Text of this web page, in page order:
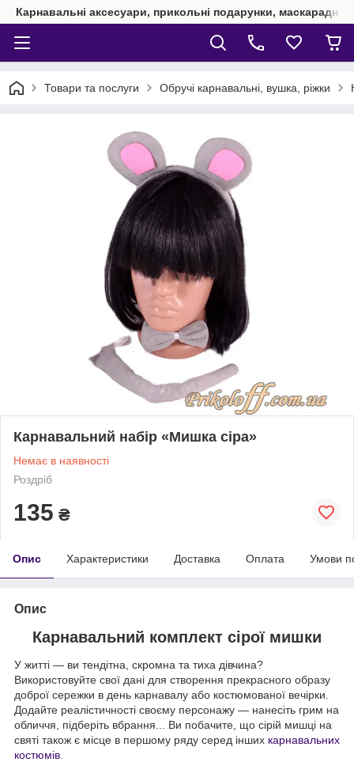
Карнавальні аксесуари, прикольні подарунки, маскарадні
Товари та послуги Обручі карнавальні, вушка, ріжки
Карнавальний набір «Мишка сіра»
Немає в наявності
Роздріб
135 ₴
Опис Характеристики Доставка Оплата Умови
Опис
Карнавальний комплект сірої мишки
У житті — ви тендітна, скромна та тиха дівчина?
Використовуйте свої дані для створення прекрасного образу
доброї сережки в день карнавалу або костюмованої вечірки.
Додайте реалістичності своєму персонажу — нанесіть грим на
обличчя, підберіть вбрання... Ви побачите, що сірій мишці на
святі також є місце в першому ряду серед інших карнавальних
костюмів.